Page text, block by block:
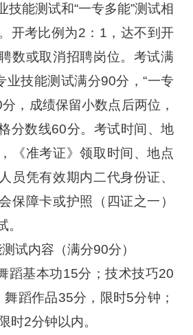
技能测试和“一专多能”测试相
开考比例为2：1，达不到开
数或取消招聘岗位。考试满
业技能测试满分90分，“一专
，成绩保留小数点后两位，
分数线60分。考试时间、地
《准考证》领取时间、地点
员凭有效期内二代身份证、
保障卡或护照（四证之一）
试内容（满分90分）
蹈基本功15分；技术技巧20
蹈作品35分，限时5分钟；
时2分钟以内。